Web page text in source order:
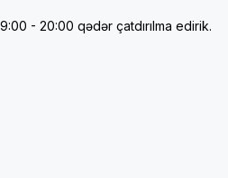
- 20:00 qədər çatdırılma edirik.